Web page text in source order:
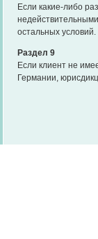
Если какие-либо
остальных условий.
Раздел 9
Если клиент не
Германии,